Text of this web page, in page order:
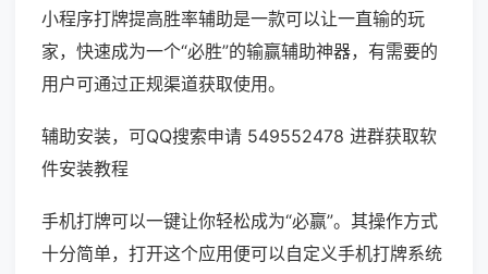
小程序打牌提高胜率辅助是一款可以让一直输的玩
家，快速成为一个“必胜”的输赢辅助神器，有需要的
用户可通过正规渠道获取使用。
辅助安装，可QQ搜索申请 549552478 进群获取软
件安装教程
手机打牌可以一键让你轻松成为“必赢”。其操作方式
十分简单，打开这个应用便可以自定义手机打牌系统